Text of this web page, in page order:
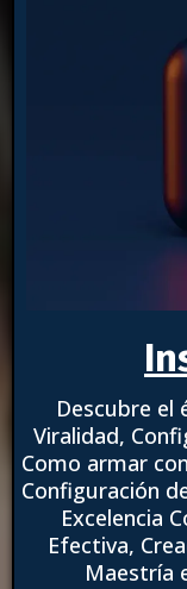
Descubre el
Viralidad,
Como armar
Configuración
Excelencia
Efectiva,
Maestría